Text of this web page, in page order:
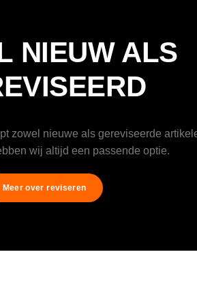
NIEUW ALS
zowel nieuwe als gereviseerde
wij altijd een passende optie.
Meer over reviseren